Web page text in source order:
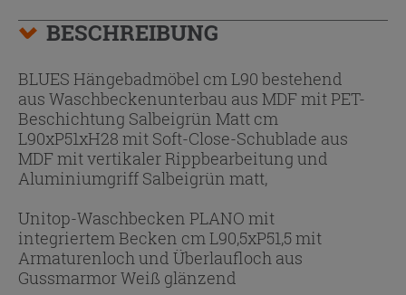
BESCHREIBUNG
BLUES Hängebadmöbel cm L90 bestehend
aus Waschbeckenunterbau aus MDF mit PET-
Beschichtung Salbeigrün Matt cm
L90xP51xH28 mit Soft-Close-Schublade aus
MDF mit vertikaler Rippbearbeitung und
Aluminiumgriff Salbeigrün matt,
Unitop-Waschbecken PLANO mit
integriertem Becken cm L90,5xP51,5 mit
Armaturenloch und Überlaufloch aus
Gussmarmor Weiß glänzend